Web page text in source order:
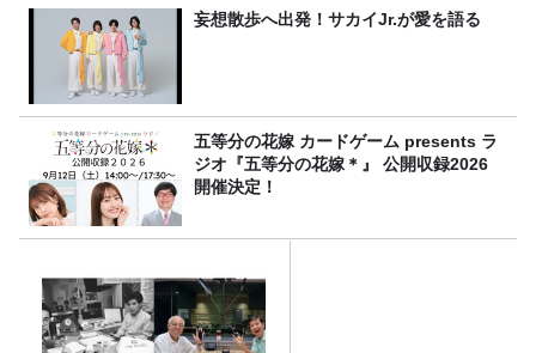
妄想散歩へ出発！サカイJr.が愛を語る
五等分の花嫁 カードゲーム presents ラ
ジオ『五等分の花嫁＊』 公開収録2026
開催決定！